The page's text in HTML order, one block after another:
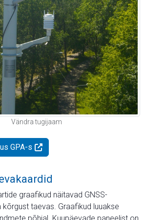
Vändra tugijaam
GPA-s
graafikud näitavad GNSS-
kõrgust taevas. Graafikud luuakse
põhjal. Kuupäevade paneelist on